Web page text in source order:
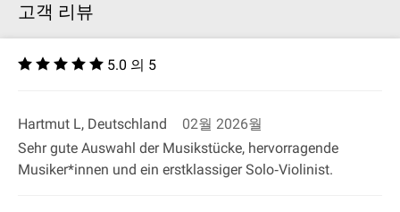
고객 리뷰
5.0 의 5
Hartmut L, Deutschland
02월 2026월
Sehr gute Auswahl der Musikstücke, hervorragende
Musiker*innen und ein erstklassiger Solo‐Violinist.